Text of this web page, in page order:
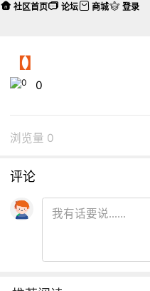
【】
0
浏览量 0
评论
社区首页 论坛 商城 登录